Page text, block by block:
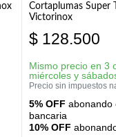
Cortaplumas Super
Victorinox
$ 128.500
Mismo precio en 3
miércoles y
Precio sin impuestos
5% OFF abonando
bancaria
10% OFF